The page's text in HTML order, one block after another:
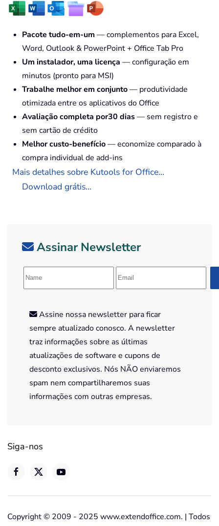
Pacote tudo-em-um — complementos para Excel,
Word, Outlook & PowerPoint + Office Tab Pro
Um instalador, uma licença — configuração em
minutos (pronto para MSI)
Trabalhe melhor em conjunto— produtividade
otimizada entre os aplicativos do Office
Avaliação completa por30 dias— sem registro e
sem cartão de crédito
Melhor custo-benefício— economize comparado à
compra individual de add-ins
Mais detalhes sobre Kutools for Office...
Download grátis...
Assinar Newsletter
Assine nossa newsletter para ficar
sempre atualizado conosco. A newsletter
traz informações sobre as últimas
atualizações de software e cupons de
desconto exclusivos. Nós NÃO enviaremos
spam nem compartilharemos suas
informações com outras empresas.
Siga-nos
Copyright © 2009 - 2025 www.extendoffice.com. | Todos